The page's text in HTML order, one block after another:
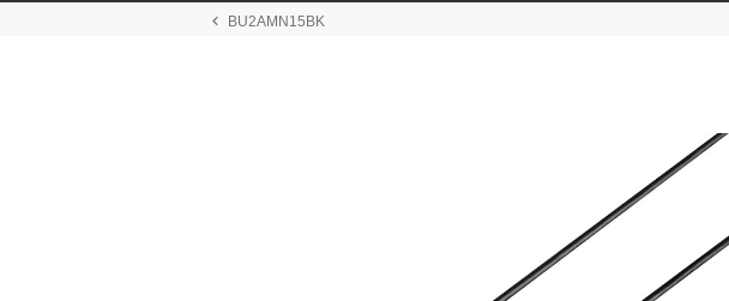
BU2AMN15BK